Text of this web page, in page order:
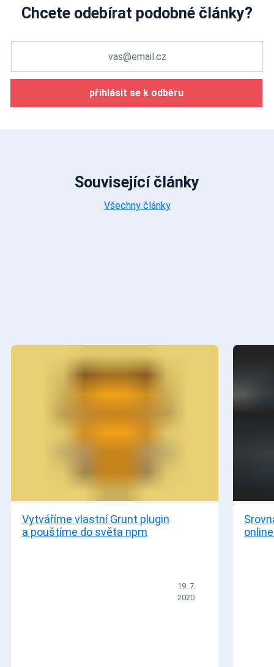
Chcete odebírat podobné články?
přihlásit se k odběru
Související články
Všechny články
Vytváříme vlastní Grunt plugin
a pouštíme do světa npm
19. 7.
2020